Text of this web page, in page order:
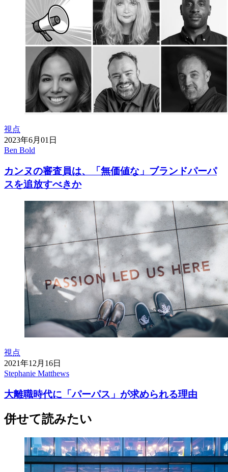
視点
2023年6月01日
Ben Bold
カンヌの審査員は、「無価値な」ブランドパーパ
スを追放すべきか
視点
2021年12月16日
Stephanie Matthews
大離職時代に「パーパス」が求められる理由
併せて読みたい